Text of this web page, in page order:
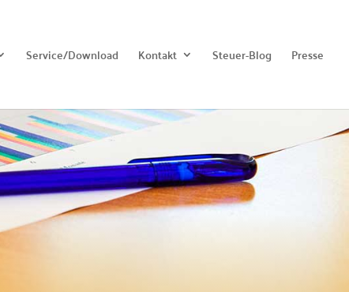
Service/Download Kontakt Steuer-Blog Presse